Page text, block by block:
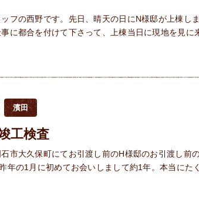
フの西野です。先日、晴天の日にN様邸が上棟し
に都合を付けて下さって、上棟当日に現地を見に
濱田
工検査
市大久保町にてお引渡し前のH様邸のお引渡し前
年の1月に初めてお会いしまして約1年。本当にた